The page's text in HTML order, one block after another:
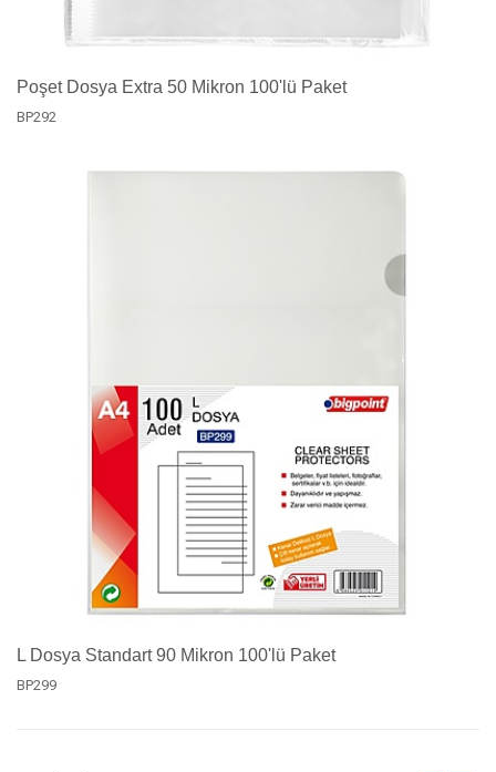
Poşet Dosya Extra 50 Mikron 100'lü Paket
BP292
L Dosya Standart 90 Mikron 100'lü Paket
BP299